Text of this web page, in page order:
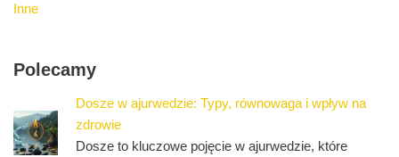
Inne
Polecamy
Dosze w ajurwedzie: Typy, równowaga i wpływ na
zdrowie
Dosze to kluczowe pojęcie w ajurwedzie, które